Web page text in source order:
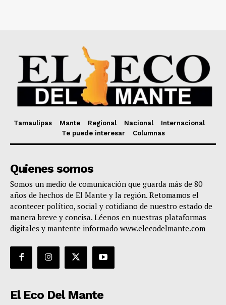
Tamaulipas Mante Regional Nacional
Internacional
Te puede interesar
Columnas
Quienes somos
Somos un medio de comunicación que guarda más de 80
años de hechos de El Mante y la región. Retomamos el
acontecer político, social y cotidiano de nuestro estado de
manera breve y concisa. Léenos en nuestras plataformas
digitales y mantente informado www.elecodelmante.com
El Eco Del Mante